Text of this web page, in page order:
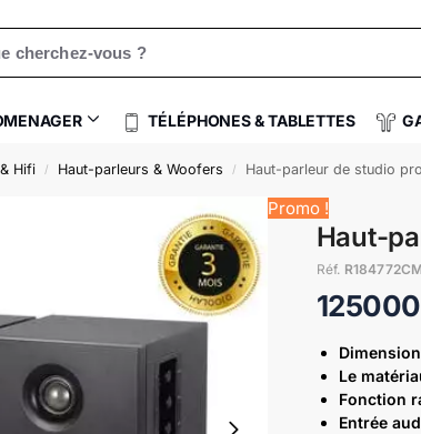
un produit
TÉLÉPHONES & TABLETTES
Hifi / Haut-parleurs & Woofers / Haut-parleur de studio
Promo !
Haut-
Réf.
125000
Le
Fonction
Entrée